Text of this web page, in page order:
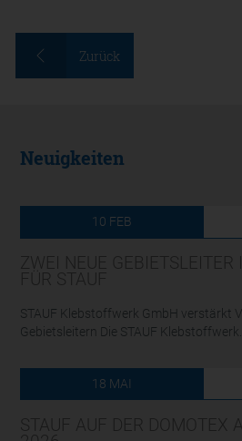
Zurück
Neuigkeiten
10 FEB
STAUF Klebstoffwerk GmbH verstärkt
Gebietsleitern Die STAUF
18 MAI